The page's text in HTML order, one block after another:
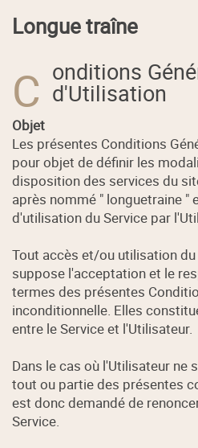
Longue traîne
C onditions
d'Utilisation
Objet
Les présentes Conditions
pour objet de définir les
disposition des services du
après nommé " longuetraine "
d'utilisation du Service par
Tout accès et/ou utilisation
suppose l'acceptation et le
termes des présentes
inconditionnelle. Elles
entre le Service et l'Utilisateur.
Dans le cas où l'Utilisateur ne
tout ou partie des présentes
est donc demandé de
Service.